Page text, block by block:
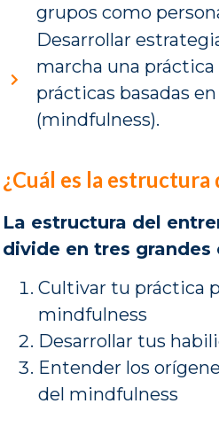
grupos como
Desarrollar
marcha una
prácticas basadas
(mindfulness).
¿Cuál es la estructura
La estructura del
divide en tres grandes
Cultivar tu práctica
mindfulness
Desarrollar tus
Entender los
del mindfulness